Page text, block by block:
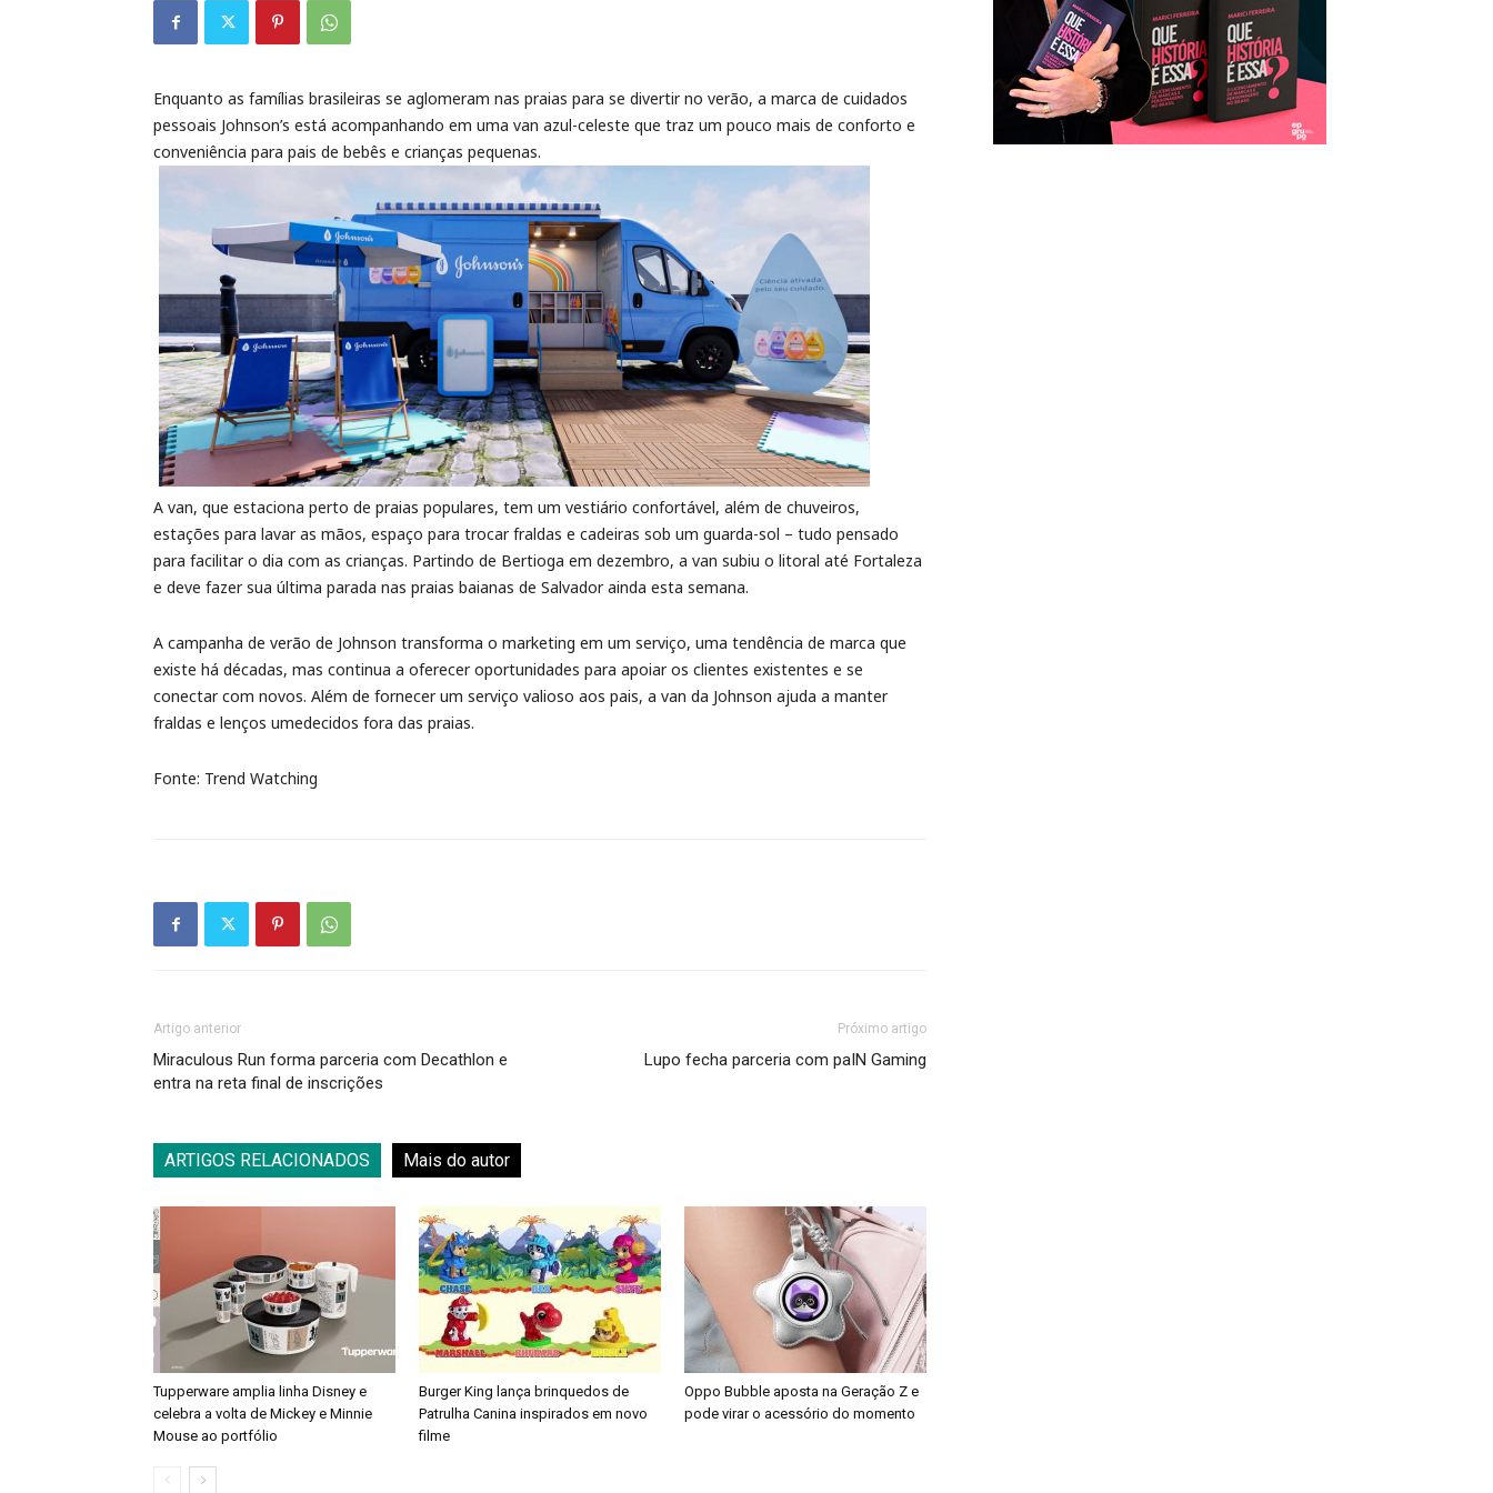
Enquanto as famílias brasileiras se aglomeram nas praias para se divertir no verão, a marca de cuidados
pessoais Johnson’s está acompanhando em uma van azul-celeste que traz um pouco mais de conforto e
conveniência para pais de bebês e crianças pequenas.
A van, que estaciona perto de praias populares, tem um vestiário confortável, além de chuveiros,
estações para lavar as mãos, espaço para trocar fraldas e cadeiras sob um guarda-sol – tudo pensado
para facilitar o dia com as crianças. Partindo de Bertioga em dezembro, a van subiu o litoral até Fortaleza
e deve fazer sua última parada nas praias baianas de Salvador ainda esta semana.
A campanha de verão de Johnson transforma o marketing em um serviço, uma tendência de marca que
existe há décadas, mas continua a oferecer oportunidades para apoiar os clientes existentes e se
conectar com novos. Além de fornecer um serviço valioso aos pais, a van da Johnson ajuda a manter
fraldas e lenços umedecidos fora das praias.
Fonte: Trend Watching
Artigo anterior
Miraculous Run forma parceria com Decathlon e
entra na reta final de inscrições
Próximo artigo
Lupo fecha parceria com paIN Gaming
ARTIGOS RELACIONADOS Mais do autor
Tupperware amplia linha Disney e
celebra a volta de Mickey e Minnie
Mouse ao portfólio
Burger King lança brinquedos de
Patrulha Canina inspirados em novo
filme
Oppo Bubble aposta na Geração Z e
pode virar o acessório do momento